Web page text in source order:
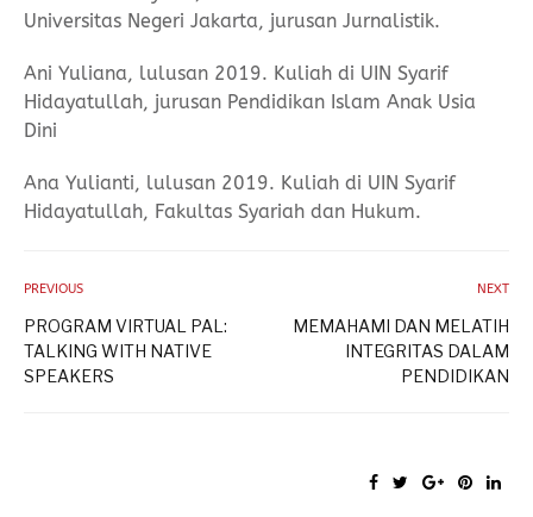
Universitas Negeri Jakarta, jurusan Jurnalistik.
Ani Yuliana, lulusan 2019. Kuliah di UIN Syarif
Hidayatullah, jurusan Pendidikan Islam Anak Usia
Dini
Ana Yulianti, lulusan 2019. Kuliah di UIN Syarif
Hidayatullah, Fakultas Syariah dan Hukum.
PREVIOUS
PROGRAM VIRTUAL PAL:
TALKING WITH NATIVE
SPEAKERS
NEXT
MEMAHAMI DAN MELATIH
INTEGRITAS DALAM
PENDIDIKAN